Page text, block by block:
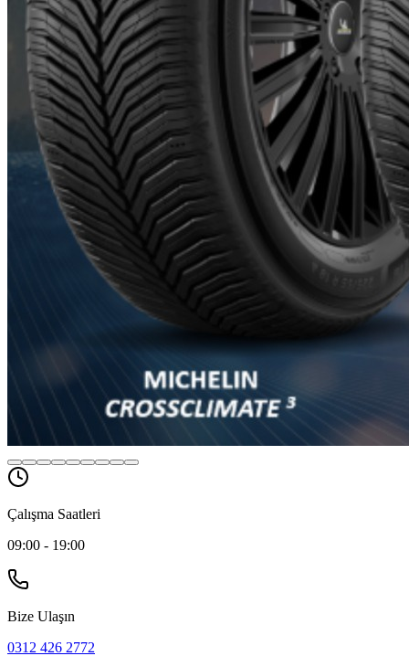
Çalışma Saatleri
09:00 - 19:00
Bize Ulaşın
0312 426 2772